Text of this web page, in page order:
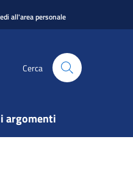
all'area personale
Cerca
argomenti